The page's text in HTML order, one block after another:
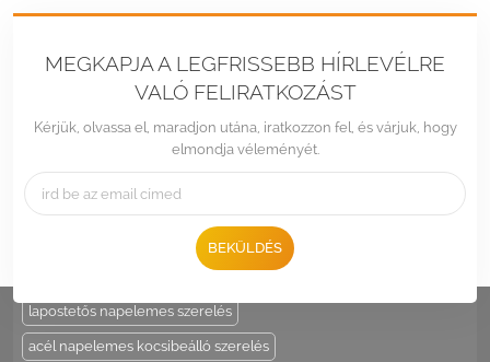
MEGKAPJA A LEGFRISSEBB HÍRLEVÉLRE
VALÓ FELIRATKOZÁST
Kérjük, olvassa el, maradjon utána, iratkozzon fel, és várjuk, hogy
elmondja véleményét.
BEKÜLDÉS
Tel : +86 -592-6212776
Email : Sales@LandpowerSolar.com
Add : Unit 206-9, No 15, Duiying Road, Jimei District, Xiamen, China
lapostetős napelemes szerelés
acél napelemes kocsibeálló szerelés